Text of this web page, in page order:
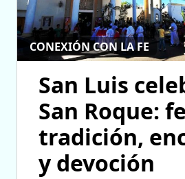
CONEXIÓN CON LA FE
San Luis
San Roque:
tradición,
y devoción